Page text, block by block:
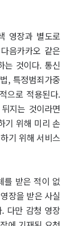
영장과 별도로
음카카오 같은
는 것이다. 통신
, 특정범죄가중
으로 적용된다.
지는 것이라면
기 위해 미리 손
기 위해 서비스
를 받은 적이 없
장을 받은 사실
다만 감청 영장